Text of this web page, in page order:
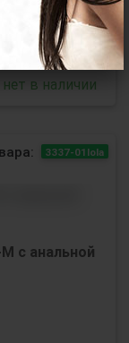
нет в наличии
3337-01lola
с анальной